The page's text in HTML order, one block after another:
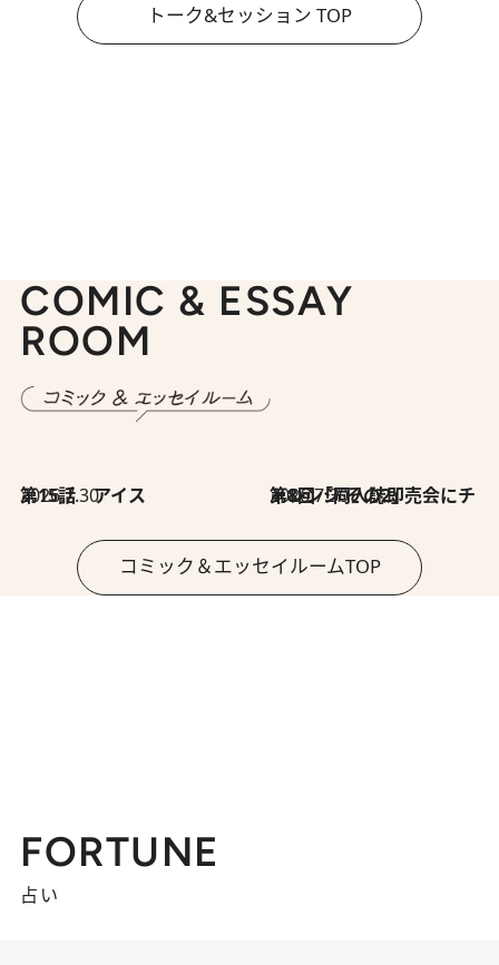
トーク&セッション TOP
COMIC & ESSAY
ROOM
2026.7.30
第15話 アイス 2026.7.30
第8回「同人誌即売会にチャレンジ その2」
コミック＆エッセイルームTOP
FORTUNE
占い